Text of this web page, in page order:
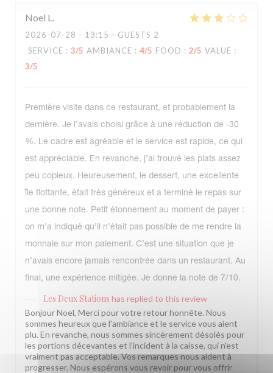
Noel L
2026-07-28 - 13:15 - GUESTS 2
SERVICE : 3/5 AMBIANCE : 4/5 FOOD : 2/5 VALUE :
3/5
Première visite dans ce restaurant, et probablement la
dernière. Je l’avais choisi grâce à une réduction de -30
%. Le cadre est agréable et le service est rapide, ce qui
est appréciable. En revanche, j’ai trouvé les plats assez
peu copieux. Heureusement, le dessert, une excellente
île flottante, était très généreux et a terminé le repas sur
une bonne note. Petit étonnement au moment de payer :
on m’a indiqué qu’il n’était pas possible de me rendre la
monnaie sur mon paiement. C’est une situation que je
n’avais encore jamais rencontrée dans un restaurant. Au
final, une expérience mitigée. Je donne la note de 7/10.
Les Deux Stations has replied to this review
Bonjour Noel, Merci pour votre retour honnête. Nous
sommes heureux que l'ambiance et le service vous aient
plu. En revanche, nous sommes sincèrement désolés pour
les portions décevantes et l'incident à la caisse, qui n'est
vraiment pas acceptable. Vos remarques nous aident à
progresser. Nous espérons vous revoir pour vous offrir